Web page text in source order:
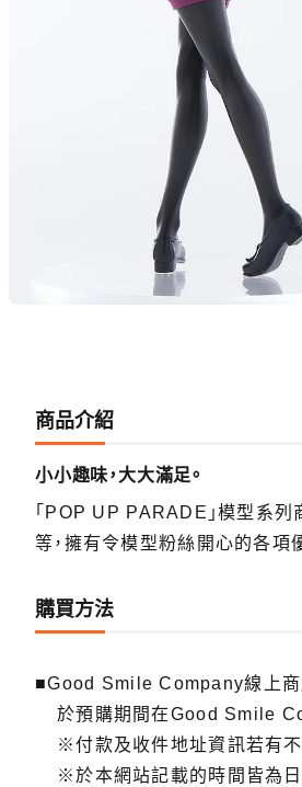
商品介紹
小小趣味，大大滿足。
「POP UP PARADE」模型系
等，擁有令模型粉絲開心的各項
購買方法
■Good Smile Company線上商
於預購期間在Good Smile
※付款及收件地址資訊若有不
※於本網站記載的時間皆為日